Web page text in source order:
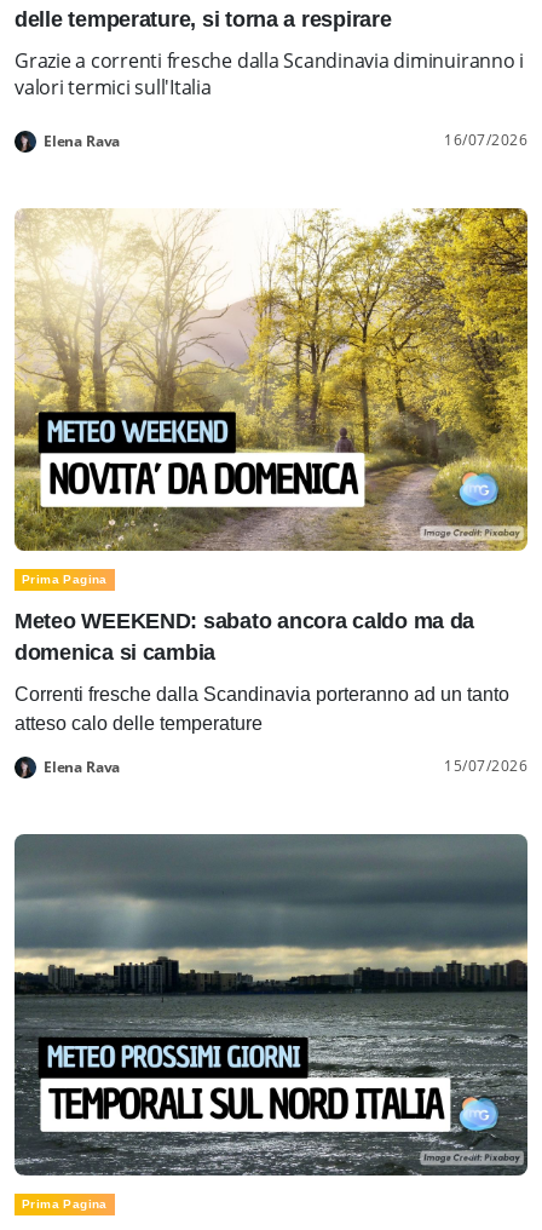
delle temperature, si torna a respirare
Grazie a correnti fresche dalla Scandinavia diminuiranno i
valori termici sull'Italia
Elena Rava 16/07/2026
Prima Pagina
Meteo WEEKEND: sabato ancora caldo ma da
domenica si cambia
Correnti fresche dalla Scandinavia porteranno ad un tanto
atteso calo delle temperature
Elena Rava 15/07/2026
Prima Pagina